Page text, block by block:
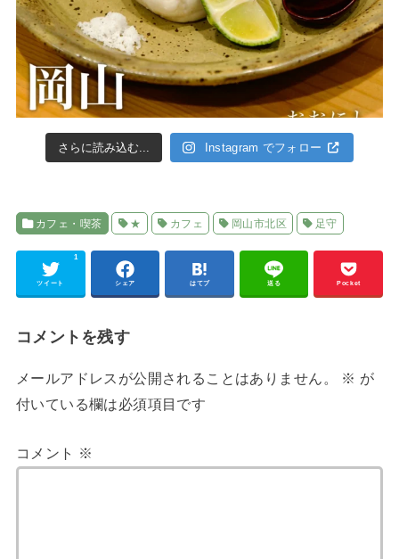
さらに読み込む... Instagram でフォロー
カフェ・喫茶 ★ カフェ 岡山市北区 足守
ツイート
1
シェア はてブ 送る Pocket
コメントを残す
メールアドレスが公開されることはありません。 ※ が
付いている欄は必須項目です
コメント ※